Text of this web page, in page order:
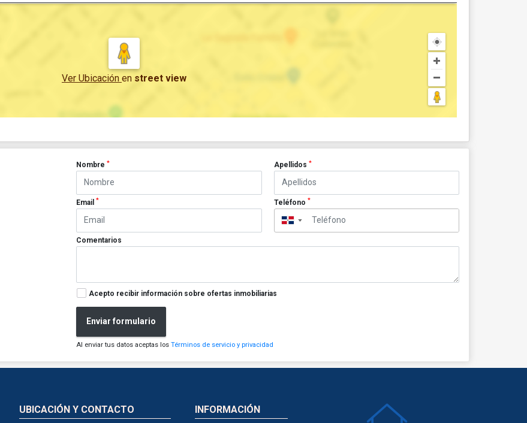
Ver Ubicación en street view
Nombre* Apellidos *
Email* Teléfono *
▼
Comentarios
Acepto recibir información sobre ofertas inmobiliarias
Enviar formulario
Al enviar tus datos aceptas losTérminos de servicio y privacidad
UBICACIÓN Y CONTACTO INFORMACIÓN